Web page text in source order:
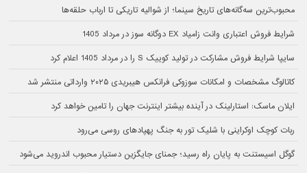
محبوب‌ترین سه‌گانه‌های تاریخ سینما؛ از شوالیه تاریکی تا ارباب حلقه‌ها
شرایط فروش اعتباری وانت زامیاد EX دوگانه سوز در مرداد 1405
سایپا شرایط فروش مشارکت در تولید کوییک S را در مرداد 1405 اعلام کرد
کاتالوگ مشخصات و امکانات سوزوکی فرانکس هیبریدی ۲۰۲۵ وارداتی منتشر شد
ایلان ماسک: استارلینک در آینده بیشتر اینترنت جهان را تامین خواهد کرد
ربات کوچک اوکراینی با شلیک تور به جنگ پهپادهای روسی می‌رود
گوگل اسیستنت به پایان راه رسید؛ جمنای جایگزین دستیار محبوب اندروید می‌شود